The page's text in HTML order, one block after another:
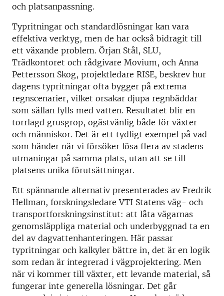
och platsanpassning.
Typritningar och standardlösningar kan vara
effektiva verktyg, men de har också bidragit till
ett växande problem. Örjan Stål, SLU,
Trädkontoret och rådgivare Movium, och Anna
Pettersson Skog, projektledare RISE, beskrev hur
dagens typritningar ofta bygger på extrema
regnscenarier, vilket orsakar djupa regnbäddar
som sällan fylls med vatten. Resultatet blir en
torrlagd grusgrop, ogästvänlig både för växter
och människor. Det är ett tydligt exempel på vad
som händer när vi försöker lösa flera av stadens
utmaningar på samma plats, utan att se till
platsens unika förutsättningar.
Ett spännande alternativ presenterades av Fredrik
Hellman, forskningsledare VTI Statens väg- och
transportforskningsinstitut: att låta vägarnas
genomsläppliga material och underbyggnad ta en
del av dagvattenhanteringen. Här passar
typritningar och kalkyler bättre in, det är en logik
som redan är integrerad i vägprojektering. Men
när vi kommer till växter, ett levande material, så
fungerar inte generella lösningar. Det går